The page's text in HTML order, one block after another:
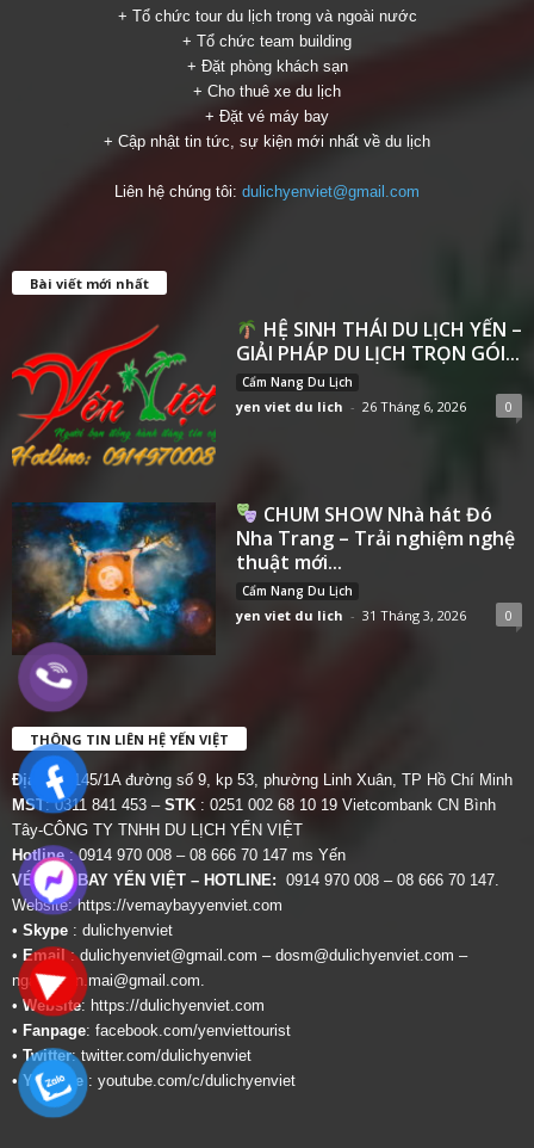
+ Tổ chức tour du lịch trong và ngoài nước
+ Tổ chức team building
+ Đặt phòng khách sạn
+ Cho thuê xe du lịch
+ Đặt vé máy bay
+ Cập nhật tin tức, sự kiện mới nhất về du lịch
Liên hệ chúng tôi: dulichyenviet@gmail.com
Bài viết mới nhất
HỆ SINH THÁI DU LỊCH YẾN –
GIẢI PHÁP DU LỊCH TRỌN GÓI...
Cẩm Nang Du Lịch
yen viet du lich - 26 Tháng 6, 2026 0
CHUM SHOW Nhà hát Đó
Nha Trang – Trải nghiệm nghệ
thuật mới...
Cẩm Nang Du Lịch
yen viet du lich - 31 Tháng 3, 2026 0
THÔNG TIN LIÊN HỆ YẾN VIỆT
Địa chỉ:
145/1A đường số 9, kp 53, phường Linh Xuân, TP Hồ Chí Minh
MST: 0311 841 453 – STK : 0251 002 68 10 19 Vietcombank CN Bình
Tây-CÔNG TY TNHH DU LỊCH YẾN VIỆT
Hotline: 0914 970 008 – 08 666 70 147 ms Yến
VÉ MÁY BAY YẾN VIỆT – HOTLINE: 0914 970 008 – 08 666 70 147.
Website:https://vemaybayyenviet.com
• Skype : dulichyenviet
• Email:dulichyenviet@gmail.com – dosm@dulichyenviet.com –
ngan.phan.mai@gmail.com.
• Website: https://dulichyenviet.com
• Fanpage: facebook.com/yenviettourist
• Twitter:twitter.com/dulichyenviet
•Youtube: youtube.com/c/dulichyenviet